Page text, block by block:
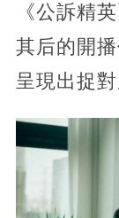
《公訴精
其后的開
呈現出捉